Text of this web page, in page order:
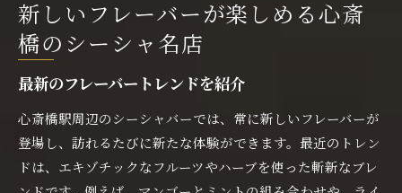
新しいフレーバーが楽しめる心斎
橋のシーシャ名店
最新のフレーバートレンドを紹介
心斎橋駅周辺のシーシャバーでは、常に新しいフレーバーが
登場し、訪れるたびに新たな体験ができます。最近のトレン
ドは、エキゾチックなフルーツやハーブを使った斬新なブレ